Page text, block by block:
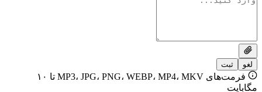
فرمت‌های MP3، JPG، PNG، WEBP، MP4، MKV تا ۱۰